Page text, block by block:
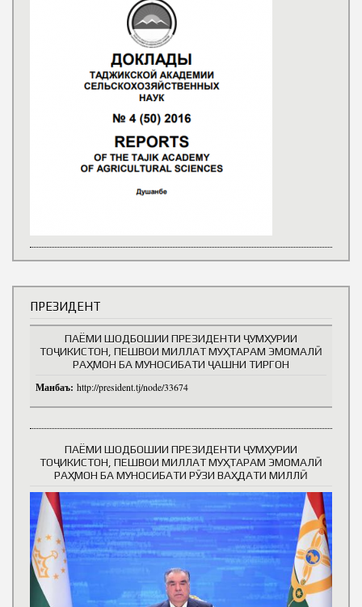
ПРЕЗИДЕНТ
ПАЁМИ ШОДБОШИИ ПРЕЗИДЕНТИ ҶУМҲУРИИ
ТОҶИКИСТОН, ПЕШВОИ МИЛЛАТ МУҲТАРАМ ЭМОМАЛӢ
РАҲМОН БА МУНОСИБАТИ ҶАШНИ ТИРГОН
Манбаъ: http://president.tj/node/33674
ПАЁМИ ШОДБОШИИ ПРЕЗИДЕНТИ ҶУМҲУРИИ
ТОҶИКИСТОН, ПЕШВОИ МИЛЛАТ МУҲТАРАМ ЭМОМАЛӢ
РАҲМОН БА МУНОСИБАТИ РӮЗИ ВАҲДАТИ МИЛЛӢ